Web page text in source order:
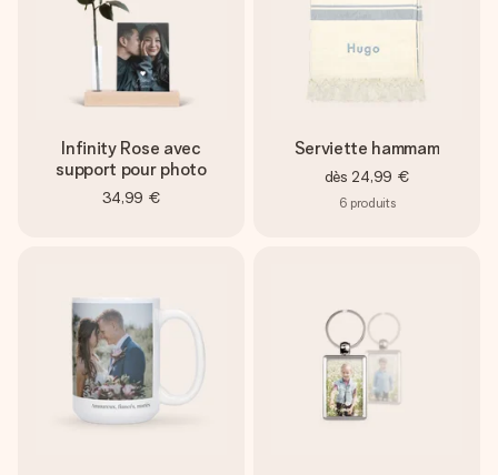
Infinity Rose avec
support pour photo
34,99 €
Serviette hammam
dès 24,99 €
6 produits